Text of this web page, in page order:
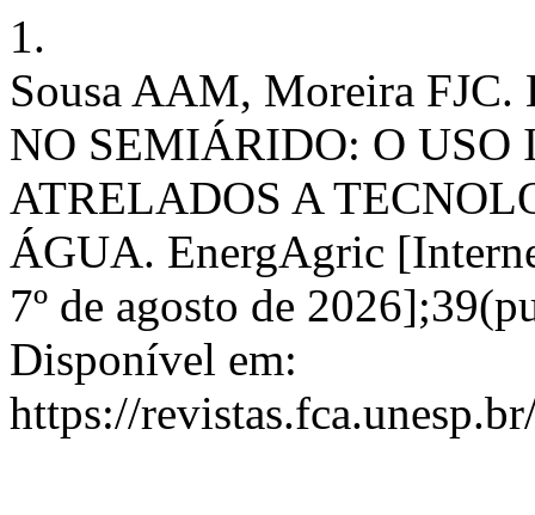
1.
Sousa AAM, Moreira
NO SEMIÁRIDO: O USO
ATRELADOS A
ÁGUA. EnergAgric
7º de agosto de
Disponível em:
https://